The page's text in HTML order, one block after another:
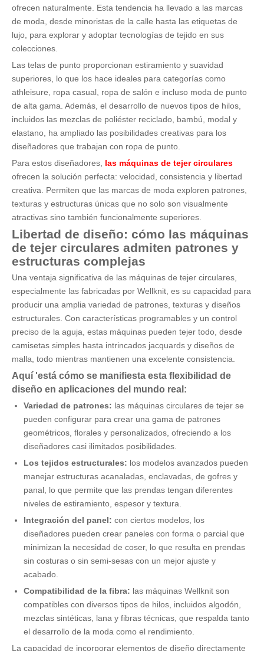
ofrecen naturalmente. Esta tendencia ha llevado a las marcas
de moda, desde minoristas de la calle hasta las etiquetas de
lujo, para explorar y adoptar tecnologías de tejido en sus
colecciones.
Las telas de punto proporcionan estiramiento y suavidad
superiores, lo que los hace ideales para categorías como
athleisure, ropa casual, ropa de salón e incluso moda de punto
de alta gama. Además, el desarrollo de nuevos tipos de hilos,
incluidos las mezclas de poliéster reciclado, bambú, modal y
elastano, ha ampliado las posibilidades creativas para los
diseñadores que trabajan con ropa de punto.
Para estos diseñadores, las máquinas de tejer circulares
ofrecen la solución perfecta: velocidad, consistencia y libertad
creativa. Permiten que las marcas de moda exploren patrones,
texturas y estructuras únicas que no solo son visualmente
atractivas sino también funcionalmente superiores.
Libertad de diseño: cómo las máquinas
de tejer circulares admiten patrones y
estructuras complejas
Una ventaja significativa de las máquinas de tejer circulares,
especialmente las fabricadas por Wellknit, es su capacidad para
producir una amplia variedad de patrones, texturas y diseños
estructurales. Con características programables y un control
preciso de la aguja, estas máquinas pueden tejer todo, desde
camisetas simples hasta intrincados jacquards y diseños de
malla, todo mientras mantienen una excelente consistencia.
Aquí 'está cómo se manifiesta esta flexibilidad de
diseño en aplicaciones del mundo real:
Variedad de patrones: las máquinas circulares de tejer se
pueden configurar para crear una gama de patrones
geométricos, florales y personalizados, ofreciendo a los
diseñadores casi ilimitados posibilidades.
Los tejidos estructurales: los modelos avanzados pueden
manejar estructuras acanaladas, enclavadas, de gofres y
panal, lo que permite que las prendas tengan diferentes
niveles de estiramiento, espesor y textura.
Integración del panel: con ciertos modelos, los
diseñadores pueden crear paneles con forma o parcial que
minimizan la necesidad de coser, lo que resulta en prendas
sin costuras o sin semi-sesas con un mejor ajuste y
acabado.
Compatibilidad de la fibra: las máquinas Wellknit son
compatibles con diversos tipos de hilos, incluidos algodón,
mezclas sintéticas, lana y fibras técnicas, que respalda tanto
el desarrollo de la moda como el rendimiento.
La capacidad de incorporar elementos de diseño directamente